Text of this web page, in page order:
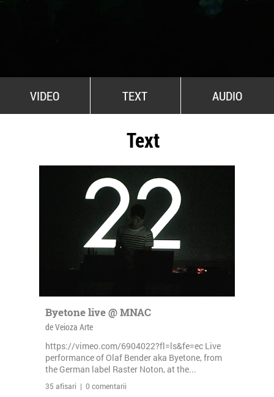
All Stars For Outernational
VIDEO TEXT AUDIO
Text
Byetone live @ MNAC
de Veioza Arte
https://vimeo.com/6904022?fl=ls&fe=ec Live
performance of Olaf Bender aka Byetone, from
the German label Raster Noton, at the...
35 afisari | 0 comentarii